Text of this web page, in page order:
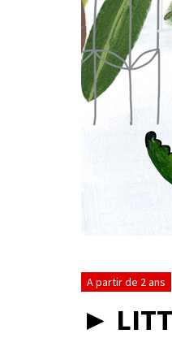
A partir de 2 ans
►